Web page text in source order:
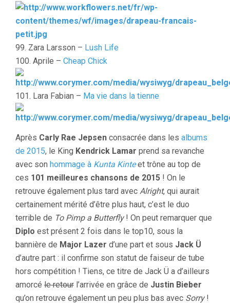
99. Zara Larsson – Lush Life
100. Aprile – Cheap Chick
101. Lara Fabian – Ma vie dans la tienne
Après Carly Rae Jepsen consacrée dans les albums
de 2015, le King Kendrick Lamar prend sa revanche
avec son hommage à Kunta Kinteet trône au top de
ces 101 meilleures chansons de 2015 ! On le
retrouve également plus tard avec Alright, qui aurait
certainement mérité d’être plus haut, c’est le duo
terrible de To Pimp a Butterfly! On peut remarquer que
Diplo est présent 2 fois dans le top10, sous la
bannière de Major Lazer d’une part et sous Jack Ü
d’autre part : il confirme son statut de faiseur de tube
hors compétition ! Tiens, ce titre de Jack Ü a d’ailleurs
amorcé le retour l’arrivée en grâce de Justin Bieber
qu’on retrouve également un peu plus bas avec Sorry!